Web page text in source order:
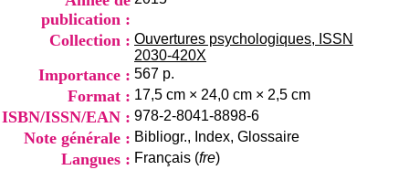
publication :
Collection : Ouvertures psychologiques, ISSN
2030-420X
Importance : 567 p.
Format : 17,5 cm × 24,0 cm × 2,5 cm
ISBN/ISSN/EAN : 978-2-8041-8898-6
Note générale : Bibliogr., Index, Glossaire
Langues : Français (fre)
o
c
u
m
e
n
t
a